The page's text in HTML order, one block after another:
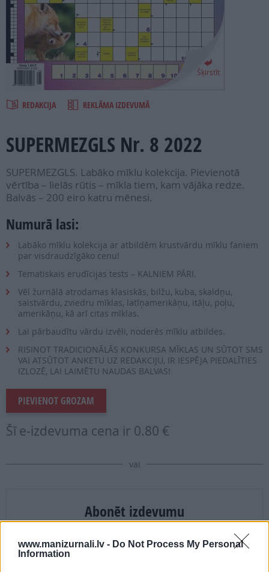
www.manizurnali.lv - Do Not Process My Personal
Information
SEARCH
Šķirstīt
REDAKCIJA REKLĀMA IZDEVUMĀ
SUPERMEZGLS Nr. 8 2022
SUPERMEZGLS. Labāko mīklu kolekcija. Pievienotā
vērtība – lielās rūtis – mīkla tiem, kam vājāka redze.
Balvās – 200 eiro katru mēnesi.
Numurā lasi:
Labāko mīklu kolekcija ar atbildēm krustvārdu mīklu faniem
par visdraudzīgāko cenu!
Tematiskais erudīcijas tests – KALNIEM PĀRI.
Vēl žurnālā atrodamas klasiskās, bilžu, kuba, skaldņu,
saistvārdu, zviedru mīklas, latīņamerikāņu, itāļu, poļu,
amerikāņu, kā arī citas mīklas.
Lai pārbaudītu vārdu izvēli, noderēs mīklu atbildes.
RISINOT TRADICIONĀLĀS KONKURSA MĪKLAS UN SŪTOT SMS
VAI ATSŪTOT ANKETU UZ REDAKCIJU, IR IESPĒJA PIEDALĪTIES
IZLOZĒ, LAI LAIMĒTU NAUDAS BALVAS!
PIEVIENOT GROZAM
Šī e-izdevuma cena ir 0.80 €
vai
Abonēt izdevumu
Drukāts izdevums